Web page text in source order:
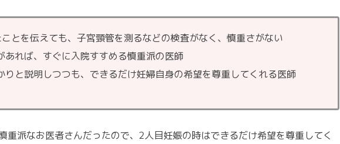
とを伝えても、子宮頸管を測るなどの検査がなく、慎重さがない
あれば、すぐに入院すすめる慎重派の医師
りと説明しつつも、できるだけ妊婦自身の希望を尊重してくれる医師
重派なお医者さんだったので、2人目妊娠の時はできるだけ希望を尊重してく